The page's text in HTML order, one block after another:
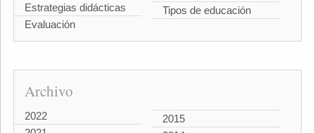
Estrategias didácticas
Evaluación
Tipos de educación
Archivo
2022
2015